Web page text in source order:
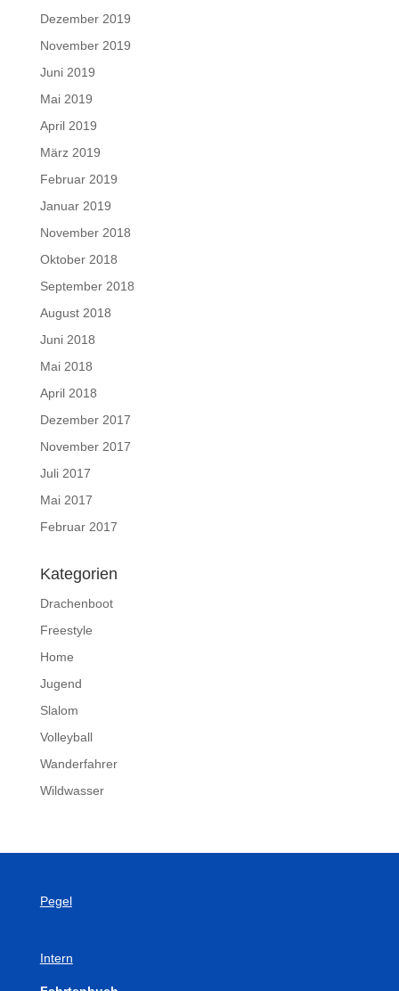
Dezember 2019
November 2019
Juni 2019
Mai 2019
April 2019
März 2019
Februar 2019
Januar 2019
November 2018
Oktober 2018
September 2018
August 2018
Juni 2018
Mai 2018
April 2018
Dezember 2017
November 2017
Juli 2017
Mai 2017
Februar 2017
Kategorien
Drachenboot
Freestyle
Home
Jugend
Slalom
Volleyball
Wanderfahrer
Wildwasser
Pegel
Intern